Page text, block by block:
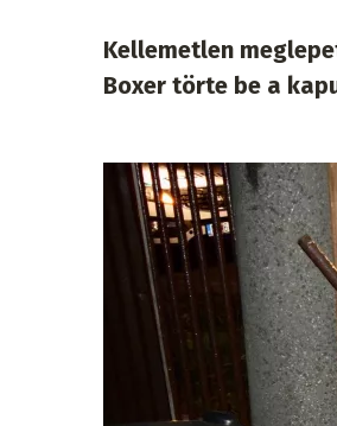
Kellemetlen
Boxer törte be a